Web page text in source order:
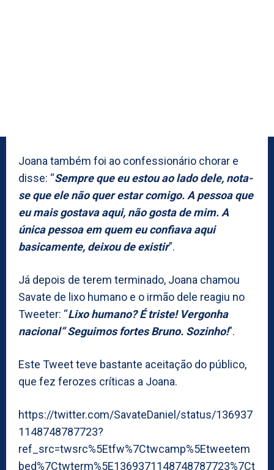
Joana também foi ao confessionário chorar e
disse: “Sempre que eu estou ao lado dele, nota-
se que ele não quer estar comigo. A pessoa que
eu mais gostava aqui, não gosta de mim. A
única pessoa em quem eu confiava aqui
basicamente, deixou de existir”.
Já depois de terem terminado, Joana chamou
Savate de lixo humano e o irmão dele reagiu no
Tweeter: “Lixo humano? É triste! Vergonha
nacional” Seguimos fortes Bruno. Sozinho!”.
Este Tweet teve bastante aceitação do público,
que fez ferozes críticas a Joana.
https://twitter.com/SavateDaniel/status/136937
1148748787723?
ref_src=twsrc%5Etfw%7Ctwcamp%5Etweetem
bed%7Ctwterm%5E1369371148748787723%7Ct